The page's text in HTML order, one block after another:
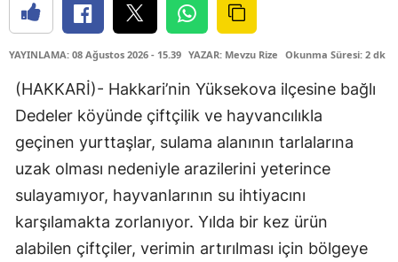
YAYINLAMA: 08 Ağustos 2026 - 15.39 YAZAR: Mevzu Rize Okunma Süresi: 2 dk
(HAKKARİ)- Hakkari’nin Yüksekova ilçesine bağlı
Dedeler köyünde çiftçilik ve hayvancılıkla
geçinen yurttaşlar, sulama alanının tarlalarına
uzak olması nedeniyle arazilerini yeterince
sulayamıyor, hayvanlarının su ihtiyacını
karşılamakta zorlanıyor. Yılda bir kez ürün
alabilen çiftçiler, verimin artırılması için bölgeye